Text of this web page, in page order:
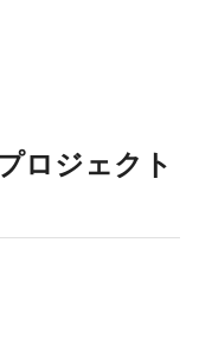
ロジェクト